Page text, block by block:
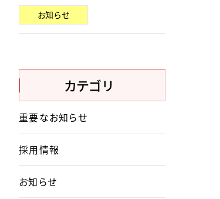
お知らせ
カテゴリ
重要なお知らせ
採用情報
お知らせ